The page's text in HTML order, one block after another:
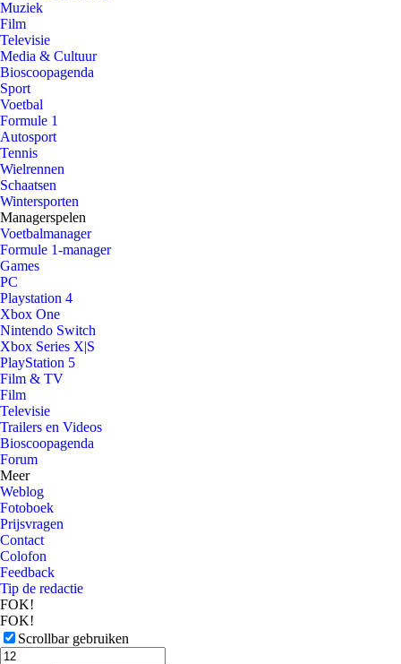
Muziek
Film
Televisie
Media & Cultuur
Bioscoopagenda
Sport
Voetbal
Formule 1
Autosport
Tennis
Wielrennen
Schaatsen
Wintersporten
Managerspelen
Voetbalmanager
Formule 1-manager
Games
PC
Playstation 4
Xbox One
Nintendo Switch
Xbox Series X|S
PlayStation 5
Film & TV
Film
Televisie
Trailers en Videos
Bioscoopagenda
Forum
Meer
Weblog
Fotoboek
Prijsvragen
Contact
Colofon
Feedback
Tip de redactie
FOK!
FOK!
Scrollbar gebruiken